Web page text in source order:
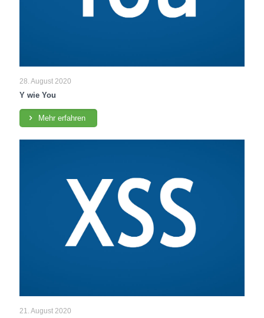
28. August 2020
Y wie You
Mehr erfahren
21. August 2020